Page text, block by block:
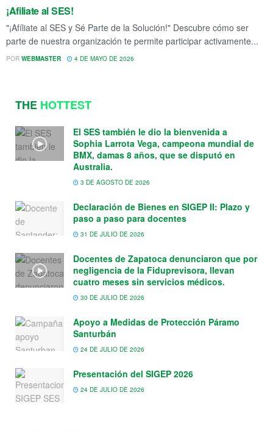
¡Afiliate al SES!
"¡Afíliate al SES y Sé Parte de la Solución!" Descubre cómo ser
parte de nuestra organización te permite participar activamente...
POR WEBMASTER 4 DE MAYO DE 2026
THE HOTTEST
El SES también le dio la bienvenida a
Sophia Larrota Vega, campeona mundial de
BMX, damas 8 años, que se disputó en
Australia.
3 DE AGOSTO DE 2026
Declaración de Bienes en SIGEP II: Plazo y
paso a paso para docentes
31 DE JULIO DE 2026
Docentes de Zapatoca denunciaron que por
negligencia de la Fiduprevisora, llevan
cuatro meses sin servicios médicos.
30 DE JULIO DE 2026
Apoyo a Medidas de Protección Páramo
Santurbán
24 DE JULIO DE 2026
Presentación del SIGEP 2026
24 DE JULIO DE 2026